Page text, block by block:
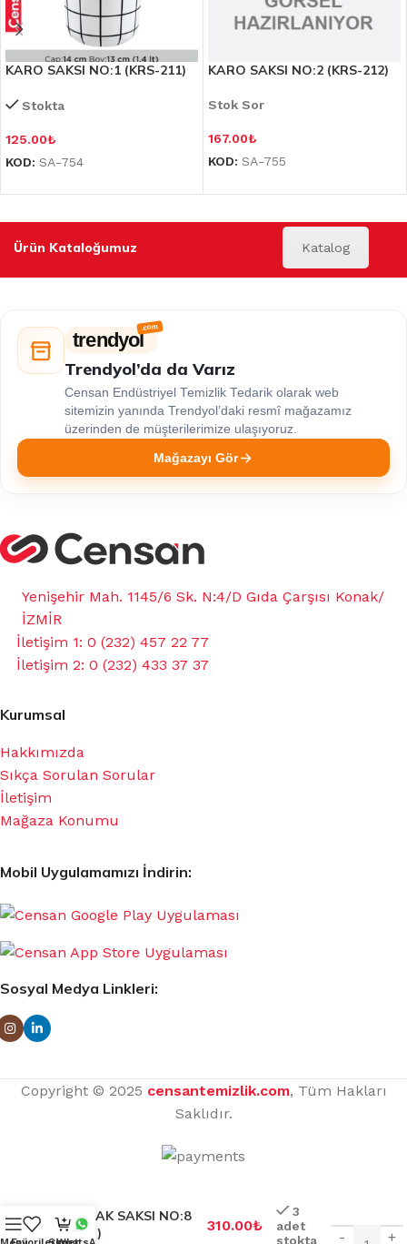
KARO SAKSI NO:1 (KRS-211)
Stokta
125.00₺
KOD: SA-754
KARO SAKSI NO:2 (KRS-212)
Stok Sor
167.00₺
KOD: SA-755
Ürün Kataloğumuz Katalog
trendyol
Trendyol’da da Varız
Censan Endüstriyel Temizlik Tedarik olarak web
sitemizin yanında Trendyol’daki resmî mağazamız
üzerinden de müşterilerimize ulaşıyoruz.
Mağazayı Gör
Yenişehir Mah. 1145/6 Sk. N:4/D Gıda Çarşısı Konak/
İZMİR
İletişim 1: 0 (232) 457 22 77
İletişim 2: 0 (232) 433 37 37
Kurumsal
Hakkımızda
Sıkça Sorulan Sorular
İletişim
Mağaza Konumu
Mobil Uygulamamızı İndirin:
Sosyal Medya Linkleri:
Copyright © 2025 censantemizlik.com, Tüm Hakları
Saklıdır.
TOPRAK SAKSI NO:8
(66 LT)
310.00₺
3
adet
stokta
- +